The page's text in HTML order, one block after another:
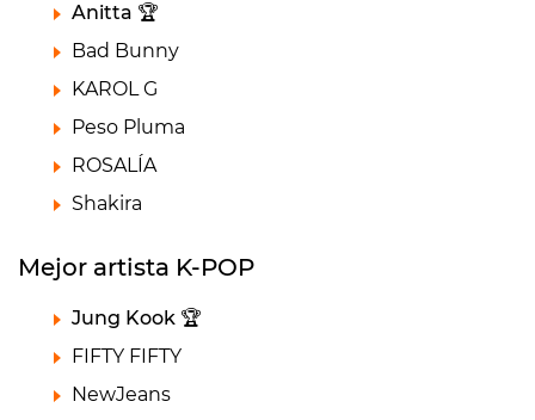
Anitta 🏆
Bad Bunny
KAROL G
Peso Pluma
ROSALÍA
Shakira
Mejor artista K-POP
Jung Kook 🏆
FIFTY FIFTY
NewJeans